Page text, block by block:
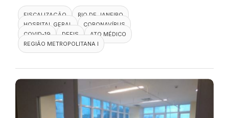
FISCALIZAÇÃO
RIO DE JANEIRO
HOSPITAL GERAL
CORONAVÍRUS
COVID-19
DEFIS
ATO MÉDICO
REGIÃO METROPOLITANA I